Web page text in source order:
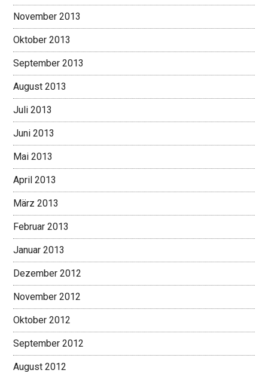
November 2013
Oktober 2013
September 2013
August 2013
Juli 2013
Juni 2013
Mai 2013
April 2013
März 2013
Februar 2013
Januar 2013
Dezember 2012
November 2012
Oktober 2012
September 2012
August 2012